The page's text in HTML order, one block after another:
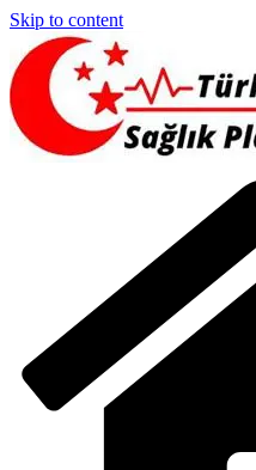
Skip to content